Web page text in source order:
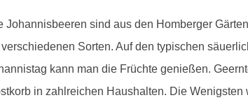
Johannisbeeren sind aus den Homberger
verschiedenen Sorten. Auf den typischen
kann man die Früchte genießen.
in zahlreichen Haushalten. Die